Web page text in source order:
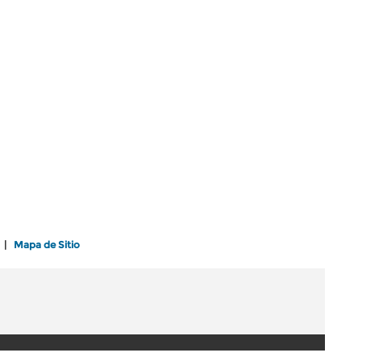
Mapa de Sitio